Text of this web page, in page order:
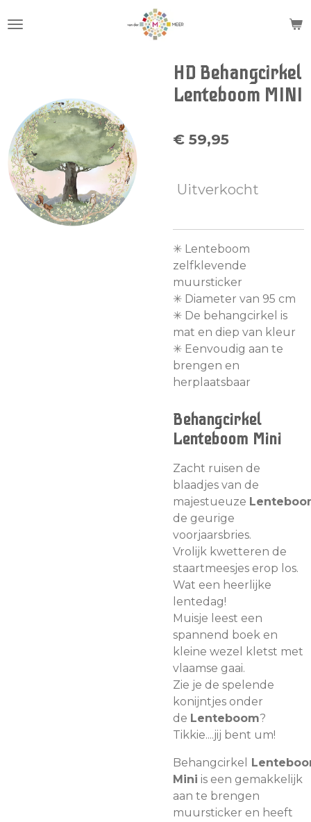
direct
HD Behangcirkel
Lenteboom MINI
€ 59,95
Uitverkocht
✳︎ Lenteboom
zelfklevende
muursticker
✳︎ Diameter van 95 cm
✳︎ De behangcirkel is
mat en diep van kleur
✳︎ Eenvoudig aan te
brengen en
herplaatsbaar
Behangcirkel
Lenteboom Mini
Zacht ruisen de
blaadjes van de
majestueuze
de geurige
voorjaarsbries.
Vrolijk kwetteren de
staartmeesjes erop los.
Wat een heerlijke
lentedag!
Muisje leest een
spannend boek en
kleine wezel kletst met
vlaamse gaai.
Zie je de spelende
konijntjes onder
de Lenteboom?
Tikkie....jij bent um!
Behangcirkel
Mini is een gemakkelijk
aan te brengen
muursticker en heeft